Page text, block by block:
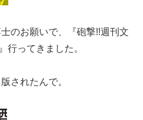
のお願いで、『砲撃!!週刊文
行ってきました。
されたんで。